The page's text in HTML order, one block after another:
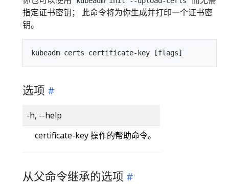
指定证书密钥； 此命令将为你生成并打印一个证书密
钥。
选项
-h, --help
certificate-key 操作的帮助命令。
从父命令继承的选项